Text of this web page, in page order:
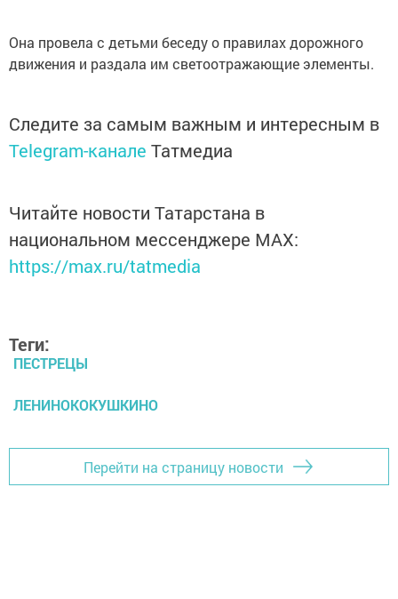
Она провела с детьми беседу о правилах дорожного
движения и раздала им светоотражающие элементы.
Следите за самым важным и интересным в
Telegram-канале Татмедиа
Читайте новости Татарстана в
национальном мессенджере MАХ:
https://max.ru/tatmedia
Теги:
ПЕСТРЕЦЫ
ЛЕНИНОКОКУШКИНО
Перейти на страницу новости